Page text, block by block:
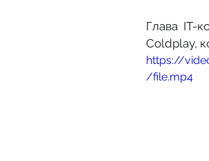
Глава IT-
Coldplay,
https://
/file.mp4